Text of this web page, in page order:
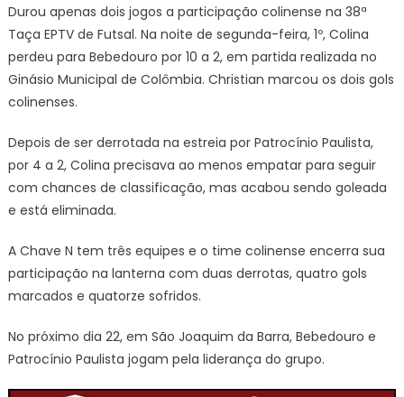
Durou apenas dois jogos a participação colinense na 38ª
Taça EPTV de Futsal. Na noite de segunda-feira, 1º, Colina
perdeu para Bebedouro por 10 a 2, em partida realizada no
Ginásio Municipal de Colômbia. Christian marcou os dois gols
colinenses.
Depois de ser derrotada na estreia por Patrocínio Paulista,
por 4 a 2, Colina precisava ao menos empatar para seguir
com chances de classificação, mas acabou sendo goleada
e está eliminada.
A Chave N tem três equipes e o time colinense encerra sua
participação na lanterna com duas derrotas, quatro gols
marcados e quatorze sofridos.
No próximo dia 22, em São Joaquim da Barra, Bebedouro e
Patrocínio Paulista jogam pela liderança do grupo.